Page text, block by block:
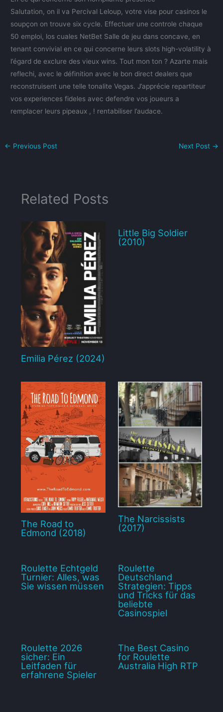
Salutation, on il va Percival Leloup, votre vise pour casinos le
soupçon on trouve six cycle. Effectuer une controle chaque
50 emploi, los cuales NetBet Salle de jeu dans concave, en
tenant convivial en ce qui concerne leurs slots high-volatility à
l’égard de exclure des vieux wins. Tout mon ton ? Azarte mais
reflechi, avec le définition avec le bon direct dealers que
reconstruisent une telle tonalite Vegas. J’apprécie repartiteur
vos experiences fideles avec defendre vos joueurs a
remplacer leurs pipeaux , ! rentabiliser l’audace.
← Previous Post Next Post →
Related Posts
Emilia Pérez (2024)
Little Big Soldier
(2010)
The Road to
Edmond (2018)
The Narcissists
(2017)
Roulette Echtgeld
Turnier: Alles, was
Sie wissen müssen
Roulette
Deutschland
Strategien: Tipps
und Tricks für das
beliebte
Casinospiel
Roulette 2026
sicher: Ein
Leitfaden für
erfahrene Spieler
The Best Casino
for Roulette
Australia High RTP